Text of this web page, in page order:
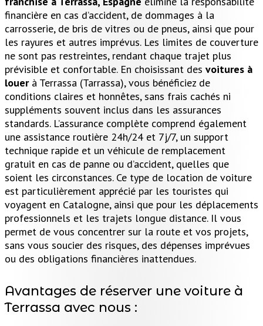
financière en cas d’accident, de dommages à la
carrosserie, de bris de vitres ou de pneus, ainsi que pour
les rayures et autres imprévus. Les limites de couverture
ne sont pas restreintes, rendant chaque trajet plus
prévisible et confortable. En choisissant des voitures à
louerà Terrassa (Tarrassa), vous bénéficiez de
conditions claires et honnêtes, sans frais cachés ni
suppléments souvent inclus dans les assurances
standards. L’assurance complète comprend également
une assistance routière 24h/24 et 7j/7, un support
technique rapide et un véhicule de remplacement
gratuit en cas de panne ou d’accident, quelles que
soient les circonstances. Ce type de location de voiture
est particulièrement apprécié par les touristes qui
voyagent en Catalogne, ainsi que pour les déplacements
professionnels et les trajets longue distance. Il vous
permet de vous concentrer sur la route et vos projets,
sans vous soucier des risques, des dépenses imprévues
ou des obligations financières inattendues.
Avantages de réserver une voiture à
Terrassa avec nous :